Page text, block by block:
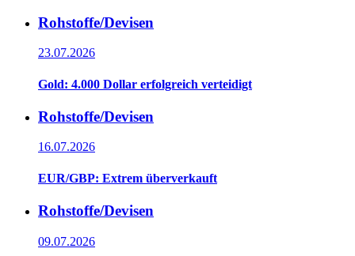
Rohstoffe/Devisen
23.07.2026
Gold: 4.000 Dollar erfolgreich verteidigt
Rohstoffe/Devisen
16.07.2026
EUR/GBP: Extrem überverkauft
Rohstoffe/Devisen
09.07.2026